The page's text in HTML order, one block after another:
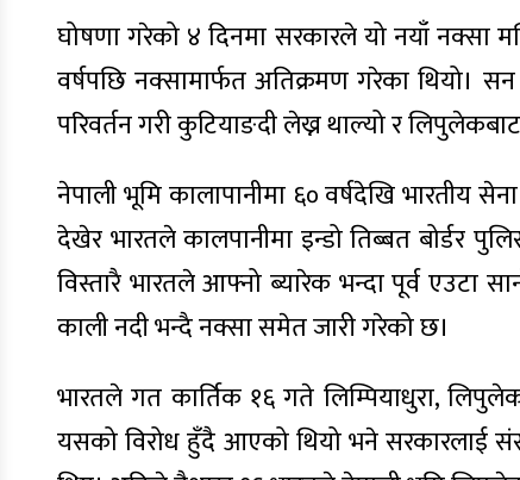
घोषणा गरेको ४ दिनमा सरकारले यो नयाँ नक्सा
वर्षपछि नक्सामार्फत अतिक्रमण गरेका थियो।
परिवर्तन गरी कुटियाङदी लेख्न थाल्यो र
नेपाली भूमि कालापानीमा ६० वर्षदेखि भारतीय
देखेर भारतले कालपानीमा इन्डो तिब्बत बोर्डर
विस्तारै भारतले आफ्नो ब्यारेक भन्दा पूर्व एउटा
काली नदी भन्दै नक्सा समेत जारी गरेको छ।
भारतले गत कार्तिक १६ गते लिम्पियाधुरा,
यसको विरोध हुँदै आएको थियो भने सरकारलाई